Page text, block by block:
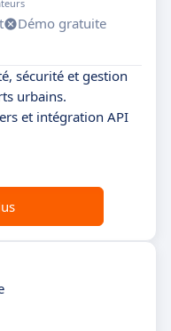
Démo gratuite
sécurité et gestion
urbains.
et intégration API